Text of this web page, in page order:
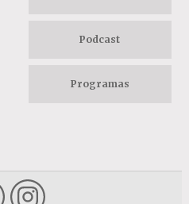
Podcast
Programas